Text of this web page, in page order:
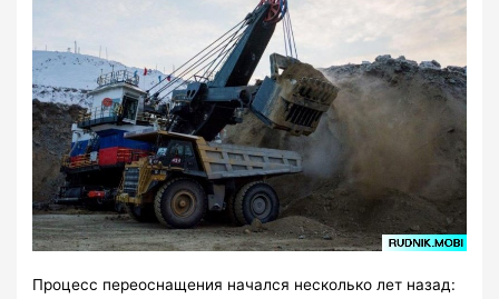
Процесс переоснащения начался несколько лет назад: